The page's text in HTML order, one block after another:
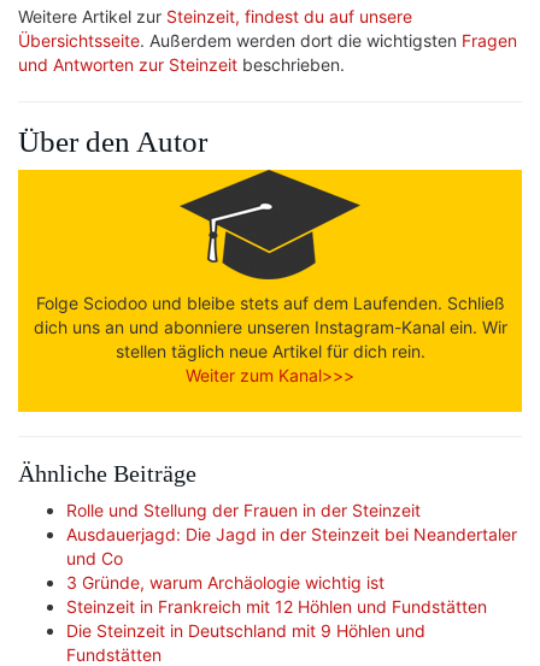
Weitere Artikel zur Steinzeit, findest du auf unsere
Übersichtsseite. Außerdem werden dort die wichtigsten Fragen
und Antworten zur Steinzeit beschrieben.
Über den Autor
Folge Sciodoo und bleibe stets auf dem Laufenden. Schließ
dich uns an und abonniere unseren Instagram-Kanal ein. Wir
stellen täglich neue Artikel für dich rein.
Weiter zum Kanal>>>
Ähnliche Beiträge
Rolle und Stellung der Frauen in der Steinzeit
Ausdauerjagd: Die Jagd in der Steinzeit bei Neandertaler
und Co
3 Gründe, warum Archäologie wichtig ist
Steinzeit in Frankreich mit 12 Höhlen und Fundstätten
Die Steinzeit in Deutschland mit 9 Höhlen und
Fundstätten